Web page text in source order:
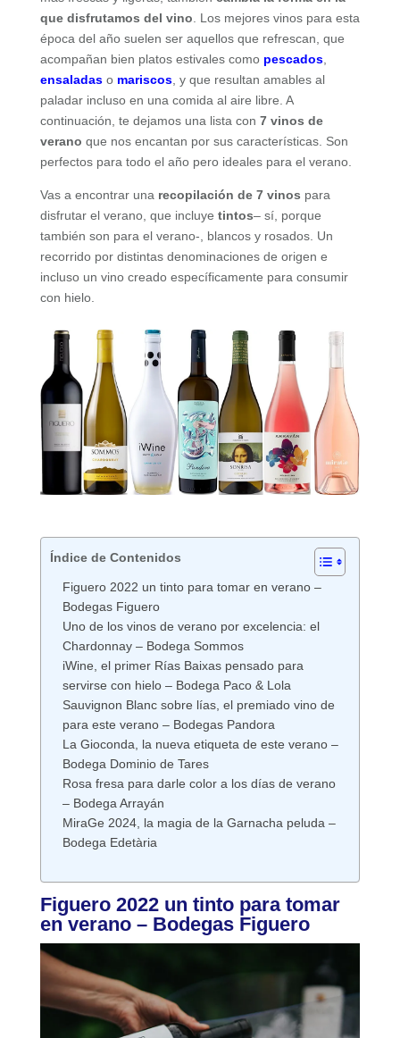
que disfrutamos del vino . Los mejores vinos para esta
época del año suelen ser aquellos que refrescan, que
acompañan bien platos estivales como pescados,
ensaladas o mariscos, y que resultan amables al
paladar incluso en una comida al aire libre. A
continuación, te dejamos una lista con 7 vinos de
verano que nos encantan por sus características. Son
perfectos para todo el año pero ideales para el verano.
Vas a encontrar una recopilación de 7 vinos para
disfrutar el verano, que incluye tintos– sí, porque
también son para el verano-, blancos y rosados. Un
recorrido por distintas denominaciones de origen e
incluso un vino creado específicamente para consumir
con hielo.
Índice de Contenidos
Figuero 2022 un tinto para tomar en verano –
Bodegas Figuero
Uno de los vinos de verano por excelencia: el
Chardonnay – Bodega Sommos
iWine, el primer Rías Baixas pensado para
servirse con hielo – Bodega Paco & Lola
Sauvignon Blanc sobre lías, el premiado vino de
para este verano – Bodegas Pandora
La Gioconda, la nueva etiqueta de este verano –
Bodega Dominio de Tares
Rosa fresa para darle color a los días de verano
– Bodega Arrayán
MiraGe 2024, la magia de la Garnacha peluda –
Bodega Edetària
Figuero 2022 un tinto para tomar
en verano – Bodegas Figuero